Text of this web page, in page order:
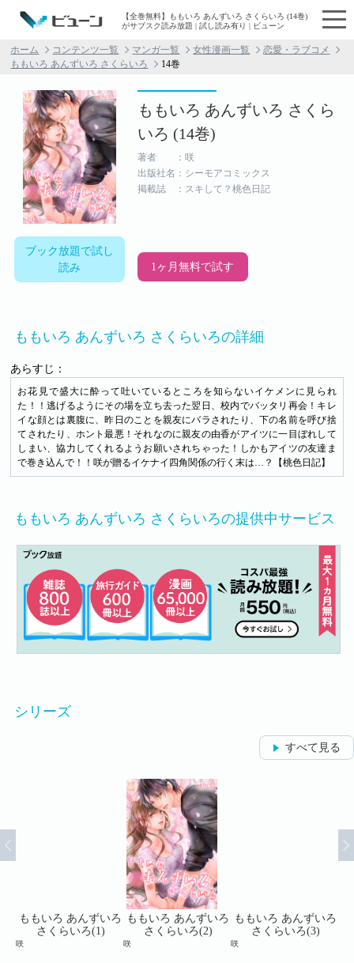
【全巻無料】ももいろ あんずいろ さくらいろ (14巻)
がサブスク読み放題 | 試し読み有り | ビューン
ホーム コンテンツ一覧 マンガ一覧 女性漫画一覧
恋愛・ラブコメ
ももいろ あんずいろ さくらいろ
14巻
ブック放題で試し
読み
ももいろ あんずいろ さくら
いろ (14巻)
著者 ：咲
出版社名：シーモアコミックス
掲載誌 ：スキして？桃色日記
1ヶ月無料で試す
ももいろ あんずいろ さくらいろの詳細
あらすじ：
お花見で盛大に酔って吐いているところを知らないイケメンに見られ
た！！逃げるようにその場を立ち去った翌日、校内でバッタリ再会！キレ
イな顔とは裏腹に、昨日のことを親友にバラされたり、下の名前を呼び捨
てされたり、ホント最悪！それなのに親友の由香がアイツに一目ぼれして
しまい、協力してくれるようお願いされちゃった！しかもアイツの友達ま
で巻き込んで！！咲が贈るイケナイ四角関係の行く末は…？【桃色日記】
ももいろ あんずいろ さくらいろの提供中サービス
シリーズ
すべて見る
ももいろ あんずいろ
さくらいろ(1)
咲
ももいろ あんずいろ
さくらいろ(2)
咲
ももいろ あんずいろ
さくらいろ(3)
咲